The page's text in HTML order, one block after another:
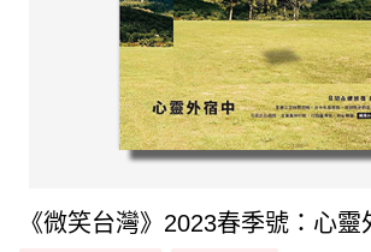
《微笑台灣》2023春季號：心靈